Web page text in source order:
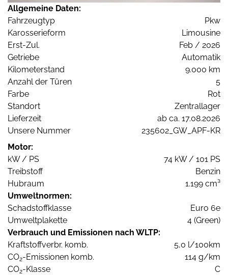
Allgemeine Daten:
Fahrzeugtyp
Pkw
Karosserieform
Limousine
Erst-Zul.
Feb / 2026
Getriebe
Automatik
Kilometerstand
9.000 km
Anzahl der Türen
5
Farbe
Rot
Standort
Zentrallager
Lieferzeit
ab ca. 17.08.2026
Unsere Nummer
235602_GW_APF-KR
Motor:
kW / PS
74 kW / 101 PS
Treibstoff
Benzin
Hubraum
1.199 cm³
Umweltnormen:
Schadstoffklasse
Euro 6e
Umweltplakette
4 (Green)
Verbrauch und Emissionen nach WLTP:
Kraftstoffverbr. komb.
5,0 l/100km
CO2-Emissionen komb.
114 g/km
CO2-Klasse C